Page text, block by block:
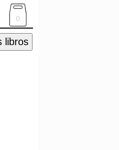
0
libros